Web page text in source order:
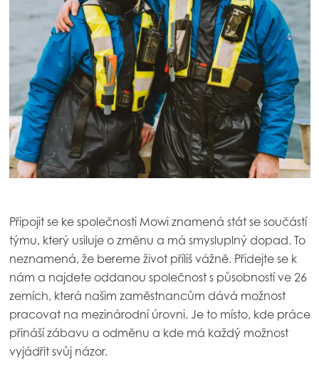
Mowi Scotland
Mowi Spain
Mowi Turkey
Americas
Mowi Canada East
Mowi Canada West
Mowi USA
Připojit se ke společnosti Mowi znamená stát se součástí
týmu, který usiluje o změnu a má smysluplný dopad. To
neznamená, že bereme život příliš vážně. Přidejte se k
nám a najdete oddanou společnost s působností ve 26
zemích, která našim zaměstnancům dává možnost
pracovat na mezinárodní úrovni. Je to místo, kde práce
přináší zábavu a odměnu a kde má každý možnost
vyjádřit svůj názor.